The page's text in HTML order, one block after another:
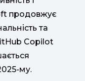
продовжує
та
Copilot
му.